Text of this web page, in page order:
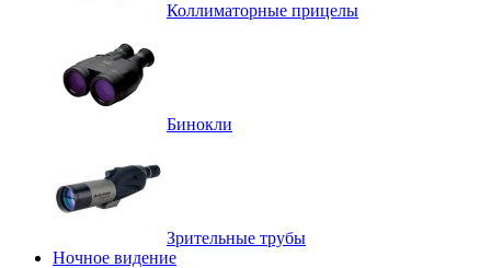
Коллиматорные прицелы
Бинокли
Зрительные трубы
Ночное видение